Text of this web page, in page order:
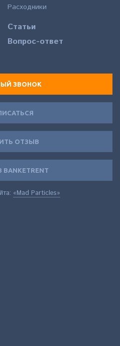
Расходники
Статьи
Вопрос-ответ
ЗВОНОК
ОТЗЫВ
«Mad Particles»